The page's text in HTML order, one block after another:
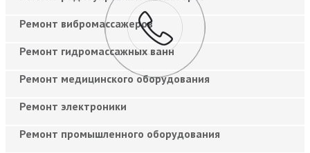
Ремонт вибромассажеров
Ремонт гидромассажных ванн
Ремонт медицинского оборудования
Ремонт электроники
Ремонт промышленного оборудования